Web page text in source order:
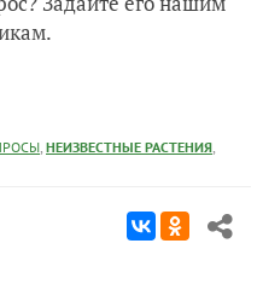
, НЕИЗВЕСТНЫЕ РАСТЕНИЯ,